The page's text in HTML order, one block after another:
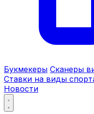
Букмекеры Сканеры
Ставки на виды
Новости